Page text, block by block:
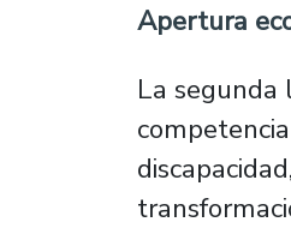
Apertura
La segunda